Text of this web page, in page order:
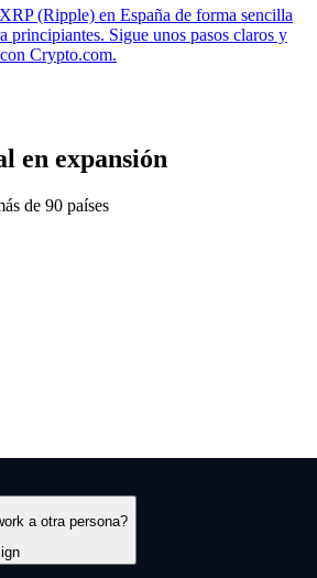
(Ripple) en España de forma sencilla
principiantes. Sigue unos pasos claros y
Crypto.com.
en expansión
de 90 países
a otra persona?